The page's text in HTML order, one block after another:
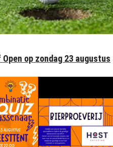
op zondag 23 augustus